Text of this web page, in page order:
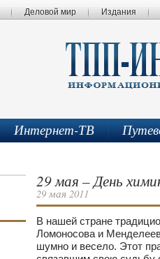
Деловой мир Издания
Интернет-ТВ
29 мая – День
29 мая 2011
В нашей стране
Ломоносова и
шумно и весело. Этот